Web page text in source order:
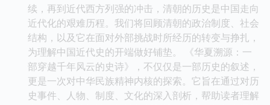
续，再到近代西方列强的冲击，清朝的历史是中国走向
近代化的艰难历程。我们将回顾清朝的政治制度、社会
结构，以及它在面对外部挑战时所经历的转变与挣扎，
为理解中国近代史的开端做好铺垫。 《华夏溯源：一
部穿越千年风云的史诗》，不仅仅是一部历史的叙述，
更是一次对中华民族精神内核的探索。它旨在通过对历
史事件、人物、制度、文化的深入剖析，帮助读者理解